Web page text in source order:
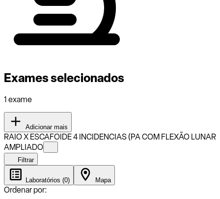
Exames selecionados
1 exame
Adicionar mais
RAIO X ESCAFOIDE 4 INCIDENCIAS (PA COM FLEXÃO LUNAR
AMPLIADO
Filtrar
Laboratórios (0) Mapa
Ordenar por: